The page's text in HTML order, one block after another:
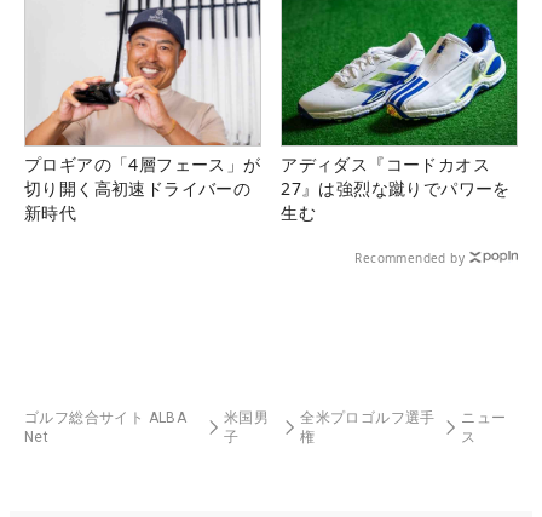
プロギアの「4層フェース」が
切り開く高初速ドライバーの
新時代
アディダス『コードカオス
27』は強烈な蹴りでパワーを
生む
Recommended by
ゴルフ総合サイト ALBA
Net
米国男
子
全米プロゴルフ選手
権
ニュー
ス